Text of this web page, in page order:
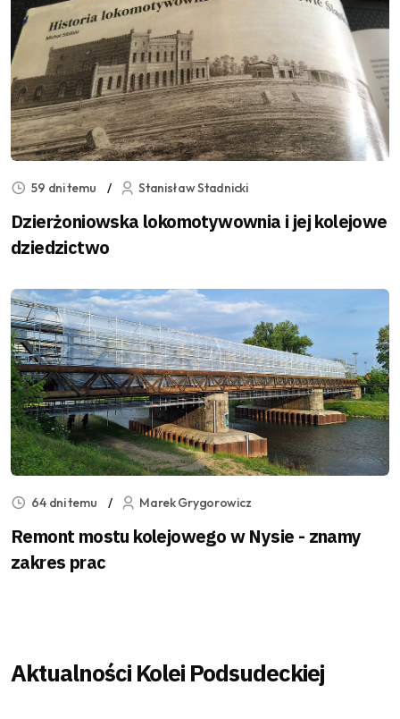
59 dni temu Stanisław Stadnicki
Dzierżoniowska lokomotywownia i jej kolejowe
dziedzictwo
64 dni temu Marek Grygorowicz
Remont mostu kolejowego w Nysie - znamy
zakres prac
Aktualności Kolei Podsudeckiej